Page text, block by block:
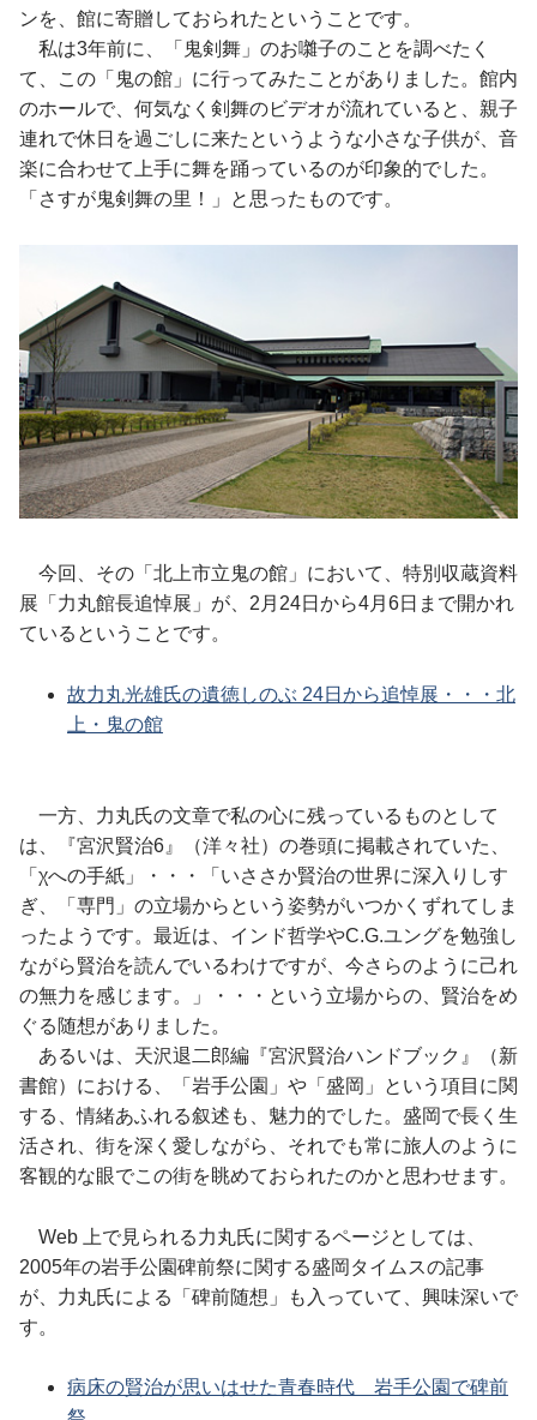
ンを、館に寄贈しておられたということです。
私は3年前に、「鬼剣舞」のお囃子のことを調べたく
て、この「鬼の館」に行ってみたことがありました。館内
のホールで、何気なく剣舞のビデオが流れていると、親子
連れで休日を過ごしに来たというような小さな子供が、音
楽に合わせて上手に舞を踊っているのが印象的でした。
「さすが鬼剣舞の里！」と思ったものです。
今回、その「北上市立鬼の館」において、特別収蔵資料
展「力丸館長追悼展」が、2月24日から4月6日まで開かれ
ているということです。
故力丸光雄氏の遺徳しのぶ 24日から追悼展・・・北
上・鬼の館
一方、力丸氏の文章で私の心に残っているものとして
は、『宮沢賢治6』（洋々社）の巻頭に掲載されていた、
「χへの手紙」・・・「いささか賢治の世界に深入りしす
ぎ、「専門」の立場からという姿勢がいつかくずれてしま
ったようです。最近は、インド哲学やC.G.ユングを勉強し
ながら賢治を読んでいるわけですが、今さらのように己れ
の無力を感じます。」・・・という立場からの、賢治をめ
ぐる随想がありました。
あるいは、天沢退二郎編『宮沢賢治ハンドブック』（新
書館）における、「岩手公園」や「盛岡」という項目に関
する、情緒あふれる叙述も、魅力的でした。盛岡で長く生
活され、街を深く愛しながら、それでも常に旅人のように
客観的な眼でこの街を眺めておられたのかと思わせます。
Web 上で見られる力丸氏に関するページとしては、
2005年の岩手公園碑前祭に関する盛岡タイムスの記事
が、力丸氏による「碑前随想」も入っていて、興味深いで
す。
病床の賢治が思いはせた青春時代 岩手公園で碑前